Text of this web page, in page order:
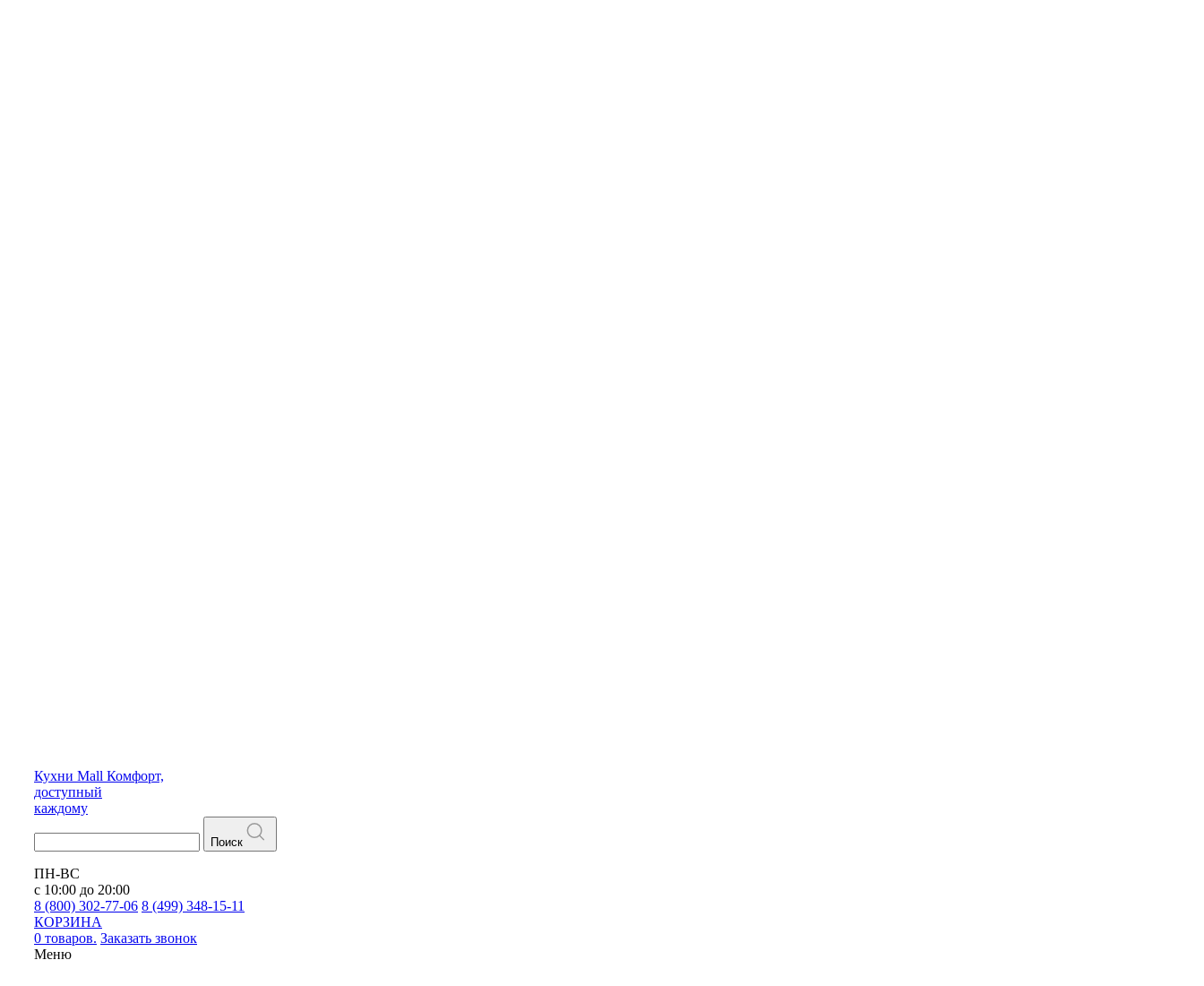
Кухни Mall Комфорт,
доступный
каждому
Поиск
ПН-ВС
с 10:00 до 20:00
8 (800) 302-77-06 8 (499) 348-15-11
КОРЗИНА
0 товаров. Заказать звонок
Меню